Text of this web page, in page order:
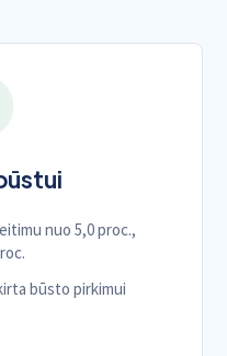
nuo 5,0 proc.,
būsto pirkimui